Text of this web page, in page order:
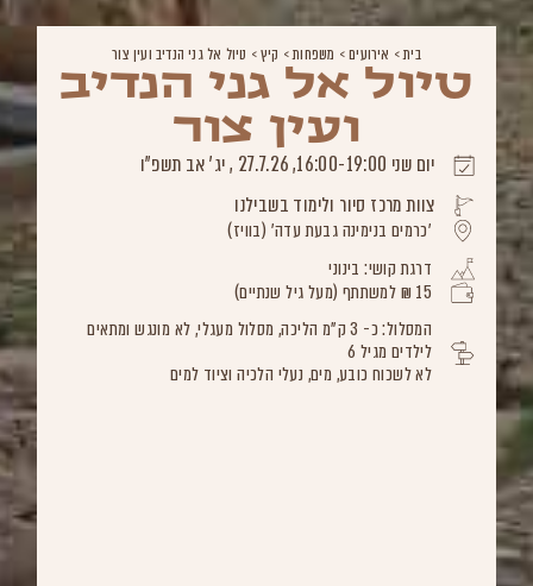
בית> אירועים> משפחות> קיץ> טיול אל גני הנדיב ועין צור
טיול אל גני הנדיב
ועין צור
יום שני 16:00-19:00, 27.7.26 , יג' אב תשפ"ו
צוות מרכז סיור ולימוד בשבילנו
'כרמים בנימינה גבעת עדה' (בוויז)
דרגת קושי: בינוני
15 ₪ למשתתף (מעל גיל שנתיים)
המסלול: כ- 3 ק"מ הליכה, מסלול מעגלי, לא מונגש ומתאים
לילדים מגיל 6
לא לשכוח כובע, מים, נעלי הלכיה וציוד למים